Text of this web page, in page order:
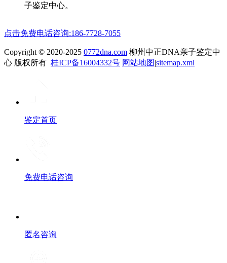
子鉴定中心。
点击免费电话咨询:186-7728-7055
Copyright © 2020-2025 0772dna.com 柳州中正DNA亲子鉴定中
心 版权所有 桂ICP备16004332号 网站地图|sitemap.xml
鉴定首页
免费电话咨询
匿名咨询